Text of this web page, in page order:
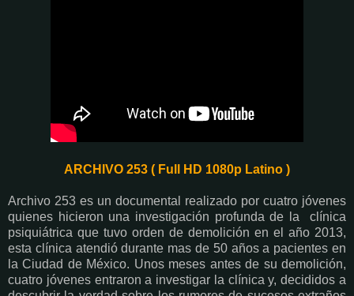
ARCHIVO 253 ( Full HD 1080p Latino )
Archivo 253 es un documental realizado por cuatro jóvenes
quienes hicieron una investigación profunda de la clínica
psiquiátrica que tuvo orden de demolición en el año 2013,
esta clínica atendió durante mas de 50 años a pacientes en
la Ciudad de México. Unos meses antes de su demolición,
cuatro jóvenes entraron a investigar la clínica y, decididos a